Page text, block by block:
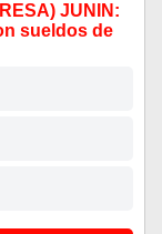
JUNIN:
sueldos de